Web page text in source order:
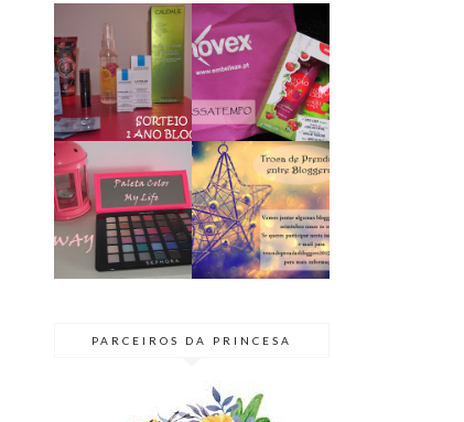
SORTEIO | 1
ANO DE BLOG
♥ TERMINADO
PASSATEMPO
// KIT NOVEX
TENTAÇÃO
ÁCIDA
GIVEAWAY |
PALETA COLOR
MY LIFE
@SEPHORA
BLOGGER
SECRETO 2015
| TROCA DE
PRENDAS
PARCEIROS DA PRINCESA